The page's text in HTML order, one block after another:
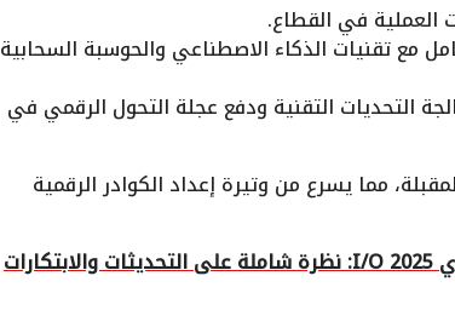
العملية في القطاع.
مع تقنيات الذكاء الاصطناعي والحوسبة السحابية
التحديات التقنية ودفع عجلة التحول الرقمي في
مما يسرع من وتيرة إعداد الكوادر الرقمية
جوجل تعلن موعد مؤتمر المطورين السنوي I/O 2025: نظرة شاملة على التحديثات والابتكارات